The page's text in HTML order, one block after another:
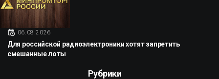
06.08.2026
Для российской радиоэлектроники хотят запретить
смешанные лоты
Рубрики